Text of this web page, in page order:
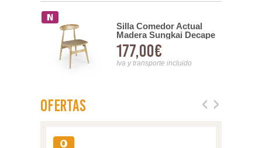
Silla Comedor Actual
Madera Sungkai Decape
Gris - Orlando
177,00€
Iva y transporte incluido
Ofertas